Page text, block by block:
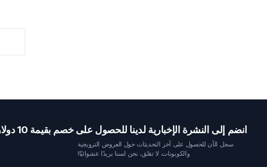
انضم إلى النشرة الإخبارية لدينا للحصول على خصم بقيمة 10 دولار
سجل الآن للحصول على آخر التحديثات حول العروض الترويجية
والكوبونات. لا تقلق، نحن لسنا بريدًا عشوائيًا!